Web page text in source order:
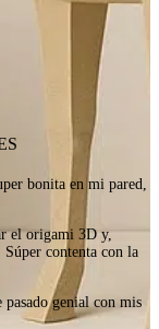
bonita en mi pared,
el origami 3D y,
contenta con la
genial con mis